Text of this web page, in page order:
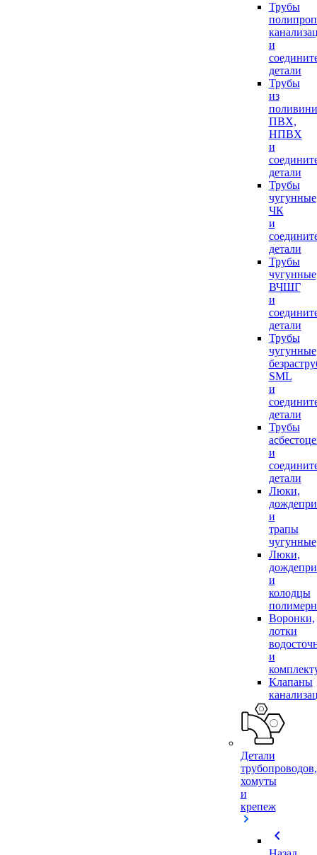
Трубы
и
детали
Трубы
из
ПВХ,
НПВХ
и
детали
Трубы
чугунные
ЧК
и
детали
Трубы
чугунные
ВЧШГ
и
детали
Трубы
чугунные
SML
и
детали
Трубы
и
детали
Люки,
и
трапы
чугунные
Люки,
и
колодцы
Воронки,
лотки
и
Клапаны
Детали
трубопроводов,
хомуты
и
крепеж
chevron_left